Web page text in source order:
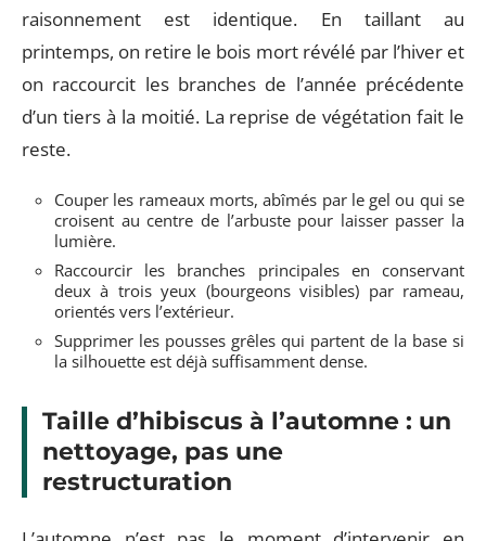
raisonnement est identique. En taillant au
printemps, on retire le bois mort révélé par l’hiver et
on raccourcit les branches de l’année précédente
d’un tiers à la moitié. La reprise de végétation fait le
reste.
Couper les rameaux morts, abîmés par le gel ou qui se
croisent au centre de l’arbuste pour laisser passer la
lumière.
Raccourcir les branches principales en conservant
deux à trois yeux (bourgeons visibles) par rameau,
orientés vers l’extérieur.
Supprimer les pousses grêles qui partent de la base si
la silhouette est déjà suffisamment dense.
Taille d’hibiscus à l’automne : un
nettoyage, pas une
restructuration